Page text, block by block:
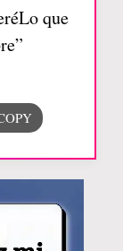
que